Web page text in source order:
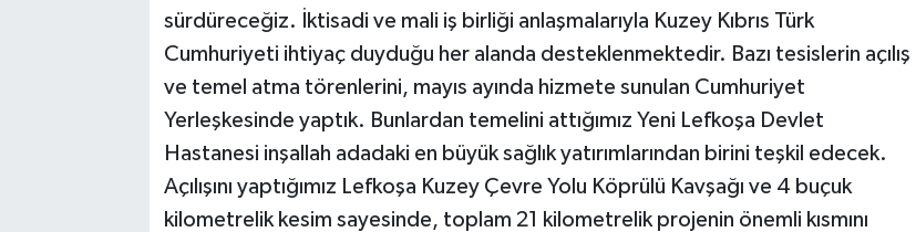
sürdüreceğiz. İktisadi ve mali iş birliği anlaşmalarıyla Kuzey Kıbrıs Türk
Cumhuriyeti ihtiyaç duyduğu her alanda desteklenmektedir. Bazı tesislerin açılış
ve temel atma törenlerini, mayıs ayında hizmete sunulan Cumhuriyet
Yerleşkesinde yaptık. Bunlardan temelini attığımız Yeni Lefkoşa Devlet
Hastanesi inşallah adadaki en büyük sağlık yatırımlarından birini teşkil edecek.
Açılışını yaptığımız Lefkoşa Kuzey Çevre Yolu Köprülü Kavşağı ve 4 buçuk
kilometrelik kesim sayesinde, toplam 21 kilometrelik projenin önemli kısmını